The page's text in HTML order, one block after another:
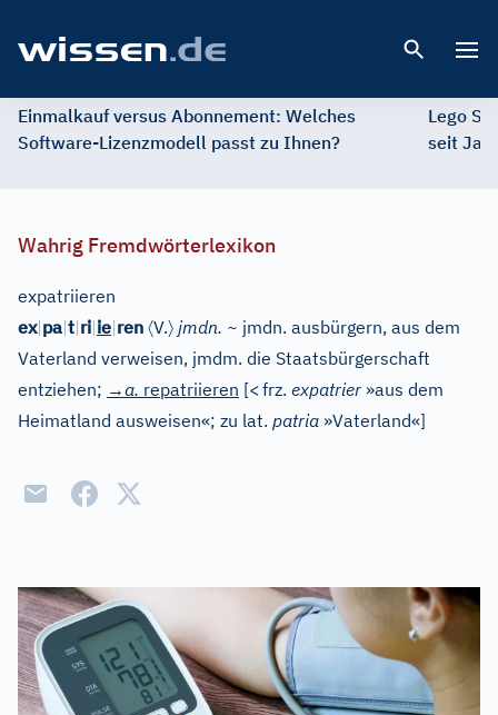
Einmalkauf versus Abonnement: Welches
Software-Lizenzmodell passt zu Ihnen?
Lego
seit
Wahrig Fremdwörterlexikon
expatriieren
ex|pa|t|ri|ie|ren 〈V.〉 jmdn. ~ jmdn. ausbürgern, aus dem
Vaterland verweisen, jmdm. die Staatsbürgerschaft
entziehen; →a. repatriieren [<frz. expatrier »aus dem
Heimatland ausweisen«; zu lat. patria »Vaterland«]